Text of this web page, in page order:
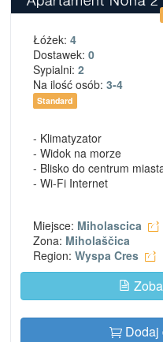
Łóżek: 4
Dostawek: 0
Sypialni: 2
Na ilość osób: 3-4
Standard
- Klimatyzator
- Widok na morze
- Blisko do centrum
- Wi-Fi Internet
Miejsce: Miholascica
Zona: Miholaščica
Region: Wyspa Cres
Dodaj